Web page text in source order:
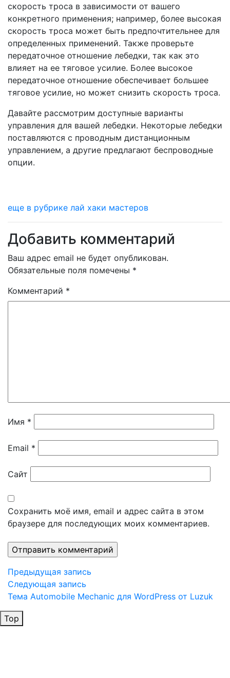
скорость троса в зависимости от вашего
конкретного применения; например, более высокая
скорость троса может быть предпочтительнее для
определенных применений. Также проверьте
передаточное отношение лебедки, так как это
влияет на ее тяговое усилие. Более высокое
передаточное отношение обеспечивает большее
тяговое усилие, но может снизить скорость троса.
Давайте рассмотрим доступные варианты
управления для вашей лебедки. Некоторые лебедки
поставляются с проводным дистанционным
управлением, а другие предлагают беспроводные
опции.
еще в рубрике лай хаки мастеров
Добавить комментарий
Ваш адрес email не будет опубликован.
Обязательные поля помечены *
Комментарий *
Имя *
Email *
Сайт
Сохранить моё имя, email и адрес сайта в этом
браузере для последующих моих комментариев.
Навигация
по
записям
Предыдущая
запись
Предыдущая запись
Следующая
запись
Следующая запись
Тема Automobile Mechanic для WordPress от Luzuk
Top